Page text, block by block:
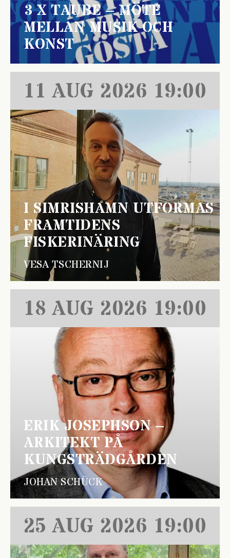
3 X TAUBE – MÖTE
MELLAN MUSIK OCH
KONST
11 AUG 2026 19:00
I SIMRISHAMN UTFORMAS
FRAMTIDENS
FISKERINÄRING
VESA TSCHERNIJ
18 AUG 2026 19:00
ERIK JOSEPHSON –
ARKITEKT PÅ
KUNGSTRÄDGÅRDEN
JOHAN SCHÜCK
25 AUG 2026 19:00